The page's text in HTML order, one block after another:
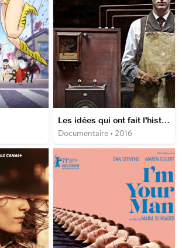
Les idées qui ont fait l'histoire
Documentaire • 2016